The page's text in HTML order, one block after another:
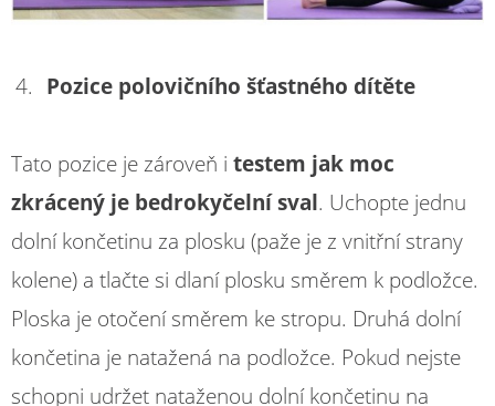
Pozice polovičního šťastného dítěte
Tato pozice je zároveň i testem jak moc
zkrácený je bedrokyčelní sval. Uchopte jednu
dolní končetinu za plosku (paže je z vnitřní strany
kolene) a tlačte si dlaní plosku směrem k podložce.
Ploska je otočení směrem ke stropu. Druhá dolní
končetina je natažená na podložce. Pokud nejste
schopni udržet nataženou dolní končetinu na